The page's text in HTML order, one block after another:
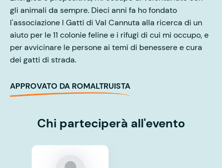
gli animali da sempre. Dieci anni fa ho fondato
l'associazione I Gatti di Val Cannuta alla ricerca di un
aiuto per le 11 colonie feline e i rifugi di cui mi occupo, e
per avvicinare le persone ai temi di benessere e cura
dei gatti di strada.
APPROVATO DA ROMALTRUISTA
Chi parteciperà all'evento